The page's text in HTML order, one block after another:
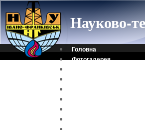
Науково-
Головна
Фотогалерея